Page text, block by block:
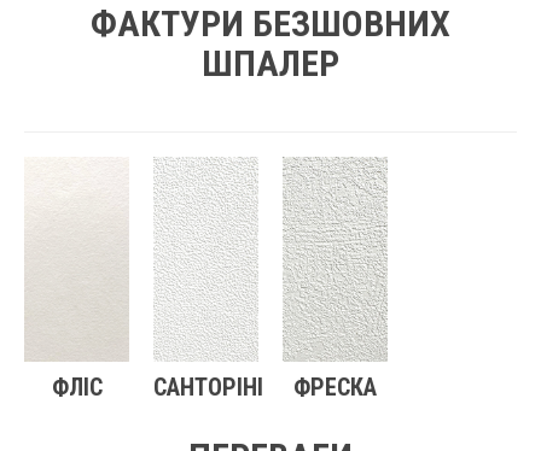
ФАКТУРИ БЕЗШОВНИХ
ШПАЛЕР
ФЛІС САНТОРІНІ ФРЕСКА